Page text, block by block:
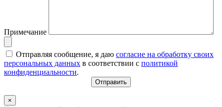
Примечание
Отправляя сообщение, я даю согласие на обработку своих
персональных данных в соответствии с политикой
конфиденциальности.
×